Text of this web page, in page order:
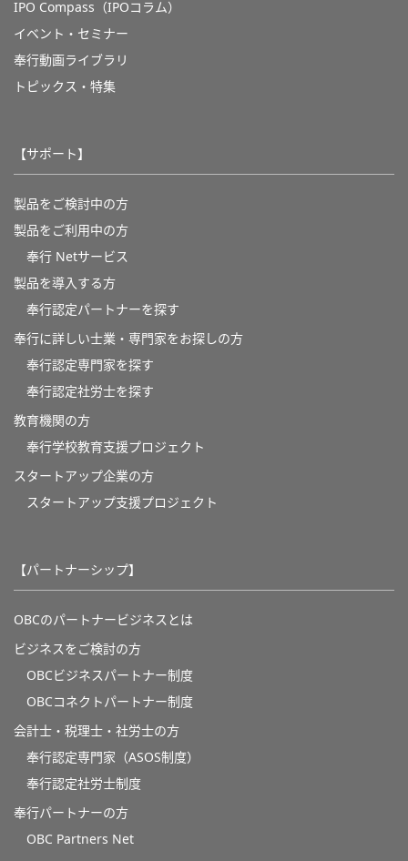
IPO Compass（IPOコラム）
イベント・セミナー
奉行動画ライブラリ
トピックス・特集
【サポート】
製品をご検討中の方
製品をご利用中の方
奉行 Netサービス
製品を導入する方
奉行認定パートナーを探す
奉行に詳しい士業・専門家をお探しの方
奉行認定専門家を探す
奉行認定社労士を探す
教育機関の方
奉⾏学校教育⽀援プロジェクト
スタートアップ企業の方
スタートアップ支援プロジェクト
【パートナーシップ】
OBCのパートナービジネスとは
ビジネスをご検討の方
OBCビジネスパートナー制度
OBCコネクトパートナー制度
会計士・税理士・社労士の方
奉行認定専門家（ASOS制度）
奉行認定社労士制度
奉行パートナーの方
OBC Partners Net